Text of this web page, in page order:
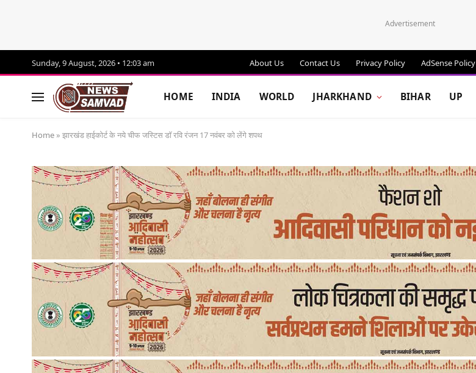
Advertisement
Sunday, 9 August, 2026 • 12:03 am About Us Contact Us Privacy Policy AdSense Policy
HOME INDIA WORLD JHARKHAND BIHAR UP
Home » झारखंड हाईकोर्ट के नये चीफ जस्टिस डॉ रवि रंजन 17 नवंबर को लेंगे शपथ